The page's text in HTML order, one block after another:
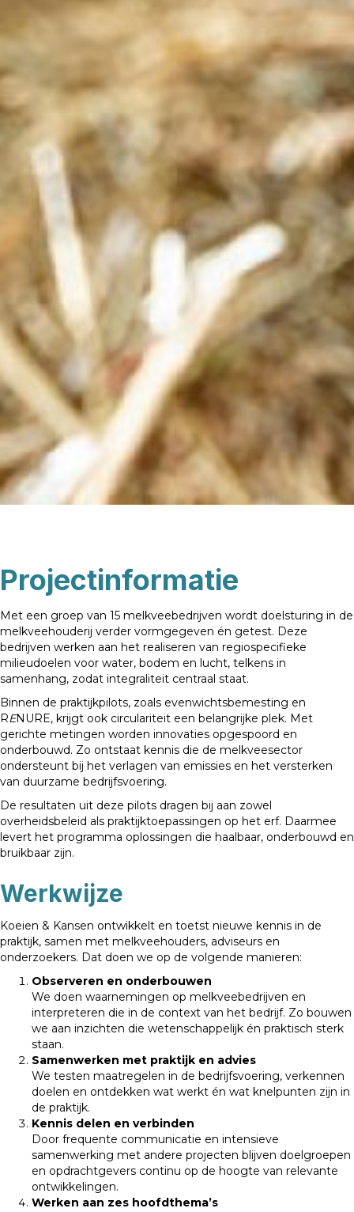
Projectinformatie
Met een groep van 15 melkveebedrijven wordt doelsturing in de
melkveehouderij verder vormgegeven én getest. Deze
bedrijven werken aan het realiseren van regiospecifieke
milieudoelen voor water, bodem en lucht, telkens in
samenhang, zodat integraliteit centraal staat.
Binnen de praktijkpilots, zoals evenwichtsbemesting en
RENURE, krijgt ook circulariteit een belangrijke plek. Met
gerichte metingen worden innovaties opgespoord en
onderbouwd. Zo ontstaat kennis die de melkveesector
ondersteunt bij het verlagen van emissies en het versterken
van duurzame bedrijfsvoering.
De resultaten uit deze pilots dragen bij aan zowel
overheidsbeleid als praktijktoepassingen op het erf. Daarmee
levert het programma oplossingen die haalbaar, onderbouwd en
bruikbaar zijn.
Werkwijze
Koeien & Kansen ontwikkelt en toetst nieuwe kennis in de
praktijk, samen met melkveehouders, adviseurs en
onderzoekers. Dat doen we op de volgende manieren:
Observeren en onderbouwen
We doen waarnemingen op melkveebedrijven en
interpreteren die in de context van het bedrijf. Zo bouwen
we aan inzichten die wetenschappelijk én praktisch sterk
staan.
Samenwerken met praktijk en advies
We testen maatregelen in de bedrijfsvoering, verkennen
doelen en ontdekken wat werkt én wat knelpunten zijn in
de praktijk.
Kennis delen en verbinden
Door frequente communicatie en intensieve
samenwerking met andere projecten blijven doelgroepen
en opdrachtgevers continu op de hoogte van relevante
ontwikkelingen.
Werken aan zes hoofdthema’s